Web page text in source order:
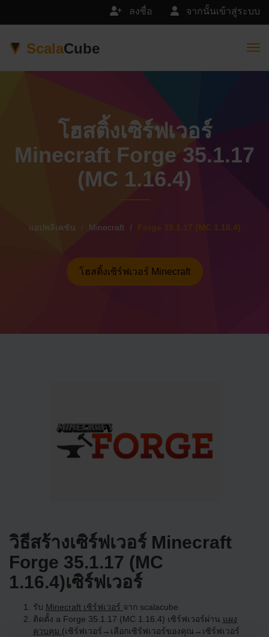
จากนั้นเข้าสู่ระบบ
ลงชื่อ
ScalaCube
โฮสติ้งเซิร์ฟเวอร์
Minecraft Forge 35.1.17
(MC 1.16.4)
แอปพลิเคชัน Minecraft Forge 35.1.17 (MC 1.16.4)
โฮสติ้งเซิร์ฟเวอร์ Minecraft
วิธีสร้างเซิร์ฟเวอร์ Minecraft
Forge 35.1.17 (MC
1.16.4)เซิร์ฟเวอร์
รับ Minecraft เซิร์ฟเวอร์ จาก scalacube
ติดตั้ง a Forge 35.1.17 (MC 1.16.4) เซิร์ฟเวอร์ผ่าน แผง
ควบคุม (เซิร์ฟเวอร์→เลือกเซิร์ฟเวอร์ของคุณ→เซิร์ฟเวอร์